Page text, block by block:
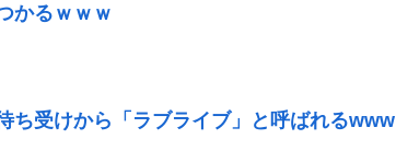
かるｗｗｗ
ち受けから「ラブライブ」と呼ばれるwww